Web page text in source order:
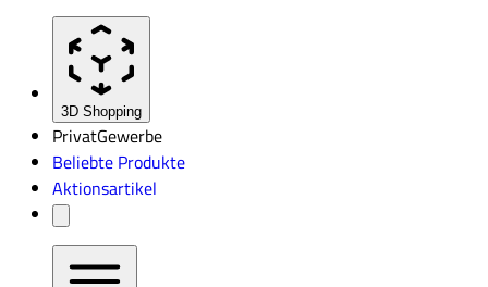
3D Shopping
PrivatGewerbe
Beliebte Produkte
Aktionsartikel